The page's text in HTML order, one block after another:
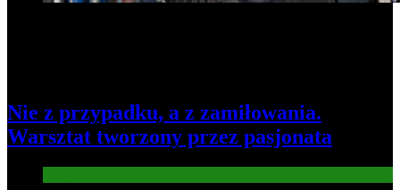
Nie z przypadku, a z zamiłowania.
Warsztat tworzony przez pasjonata